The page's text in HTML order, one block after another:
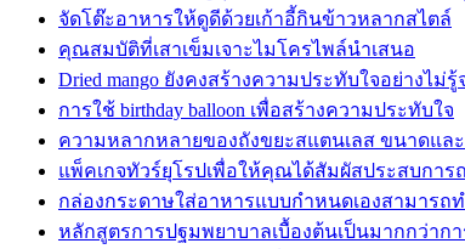
จัดโต๊ะอาหารให้ดูดีด้วยเก้าอี้กินข้าวหลากสไตล์
คุณสมบัติที่เสาเข็มเจาะไมโครไพล์นำเสนอ
Dried mango ยังคงสร้างความประทับใจอย่างไม่
การใช้ birthday balloon เพื่อสร้างความประทับใจ
ความหลากหลายของถังขยะสแตนเลส ขนาดแล
แพ็คเกจทัวร์ยุโรปเพื่อให้คุณได้สัมผัสประสบการ
กล่องกระดาษใส่อาหารแบบกำหนดเองสามารถ
หลักสูตรการปฐมพยาบาลเบื้องต้นเป็นมากกว่ากา